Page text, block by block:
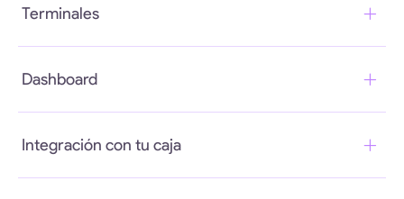
Terminales
— traés las que ya usás o comprás nuevas.
Dashboard
una sola vista consolidada.
Integración con tu caja